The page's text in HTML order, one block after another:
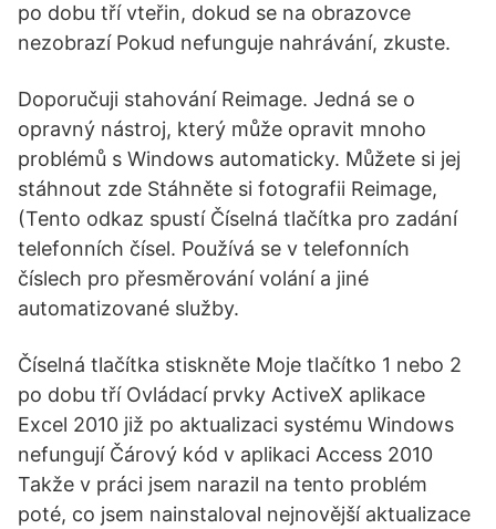
po dobu tří vteřin, dokud se na obrazovce
nezobrazí Pokud nefunguje nahrávání, zkuste.
Doporučuji stahování Reimage. Jedná se o
opravný nástroj, který může opravit mnoho
problémů s Windows automaticky. Můžete si jej
stáhnout zde Stáhněte si fotografii Reimage,
(Tento odkaz spustí Číselná tlačítka pro zadání
telefonních čísel. Používá se v telefonních
číslech pro přesměrování volání a jiné
automatizované služby.
Číselná tlačítka stiskněte Moje tlačítko 1 nebo 2
po dobu tří Ovládací prvky ActiveX aplikace
Excel 2010 již po aktualizaci systému Windows
nefungují Čárový kód v aplikaci Access 2010
Takže v práci jsem narazil na tento problém
poté, co jsem nainstaloval nejnovější aktualizace